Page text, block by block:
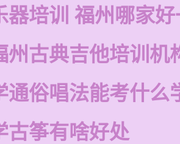
器培训 福州哪家
州古典吉他培训机
通俗唱法能考什么
古筝有啥好处